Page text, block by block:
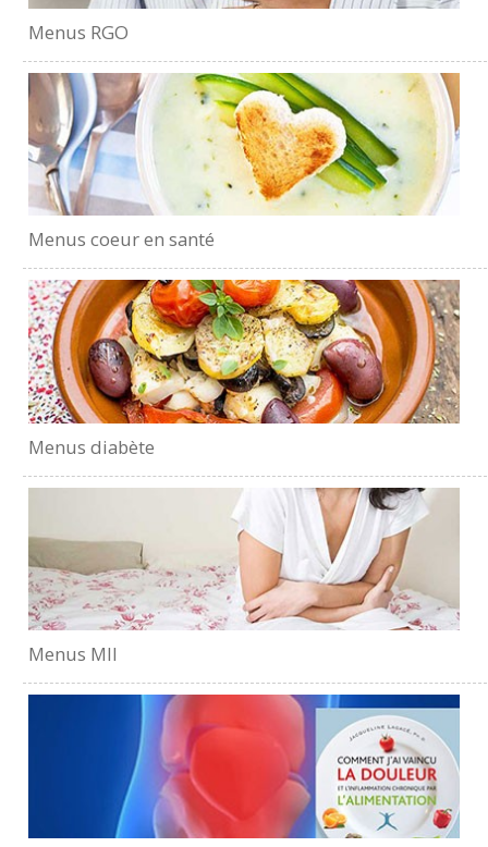
Menus RGO
Menus coeur en santé
Menus diabète
Menus MII